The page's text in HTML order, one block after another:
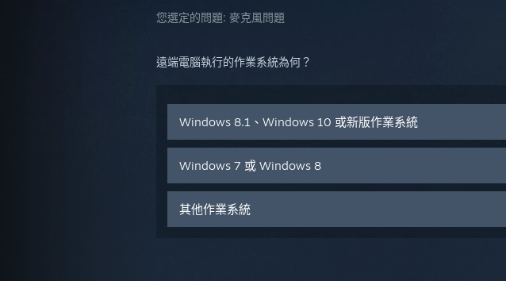
您選定的問題: 麥克風問題
遠端電腦執行的作業系統為何？
Windows 8.1、Windows 10 或新版作業系統
Windows 7 或 Windows 8
其他作業系統